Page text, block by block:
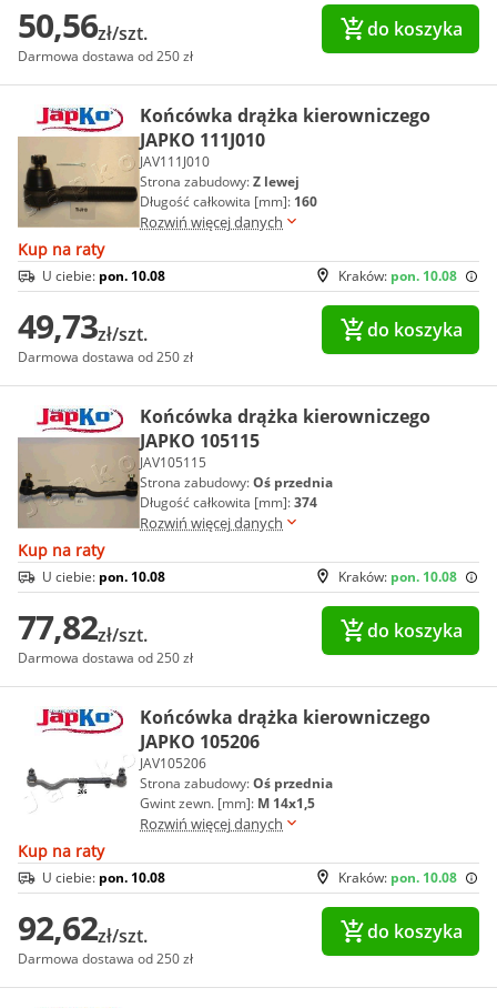
50,56zł/szt.
Darmowa dostawa od 250 zł
do koszyka
Końcówka drążka kierowniczego
JAPKO 111J010
JAV111J010
Strona zabudowy:Z lewej
Długość całkowita [mm]: 160
Rozwiń więcej danych
Kup na raty
Kraków: pon. 10.08
U ciebie: pon. 10.08
49,73zł/szt.
Darmowa dostawa od 250 zł
do koszyka
Końcówka drążka kierowniczego
JAPKO 105115
JAV105115
Strona zabudowy:Oś przednia
Długość całkowita [mm]:374
Rozwiń więcej danych
Kup na raty
Kraków: pon. 10.08
U ciebie: pon. 10.08
77,82zł/szt.
Darmowa dostawa od 250 zł
do koszyka
Końcówka drążka kierowniczego
JAPKO 105206
JAV105206
Strona zabudowy:Oś przednia
Gwint zewn. [mm]: M 14x1,5
Rozwiń więcej danych
Kup na raty
Kraków: pon. 10.08
U ciebie: pon. 10.08
92,62zł/szt.
Darmowa dostawa od 250 zł
do koszyka